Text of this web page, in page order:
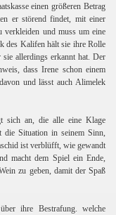
einen größeren Betrag
er störend findet, mit einer
verkleiden und muss um eine
des Kalifen hält sie ihre Rolle
allerdings erkannt hat. Der
dass Irene schon einem
und lässt auch Alimelek
sich an, die alle eine Klage
Situation in seinem Sinn,
ist verblüfft, wie gewandt
macht dem Spiel ein Ende,
zu geben, damit der Spaß
ihre Bestrafung. welche